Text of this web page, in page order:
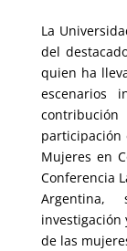
La
del
quien ha
escenarios
participación
Mujeres en
Conferencia
de las